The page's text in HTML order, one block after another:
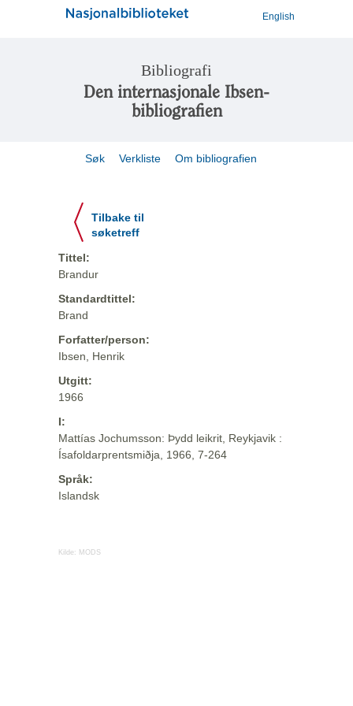
English
Bibliografi
Den internasjonale Ibsen-
bibliografien
Søk Verkliste Om bibliografien
Tilbake til
søketreff
Tittel:
Brandur
Standardtittel:
Brand
Forfatter/person:
Ibsen, Henrik
Utgitt:
1966
I:
Mattías Jochumsson: Þydd leikrit, Reykjavik :
Ísafoldarprentsmiðja, 1966, 7-264
Språk:
Islandsk
Kilde: MODS